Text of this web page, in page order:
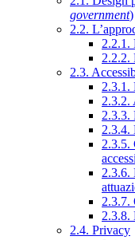
government)
2.2.
2.2.1.
2.2.2.
2.3.
2.3.1.
2.3.2.
2.3.3.
2.3.4.
2.3.5.
2.3.6.
2.3.7.
2.3.8.
2.4. Privacy